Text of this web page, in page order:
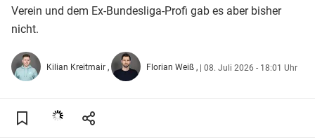
Verein und dem Ex-Bundesliga-Profi gab es aber bisher
nicht.
Kilian Kreitmair Florian Weiß | 08. Juli 2026 - 18:01 Uhr